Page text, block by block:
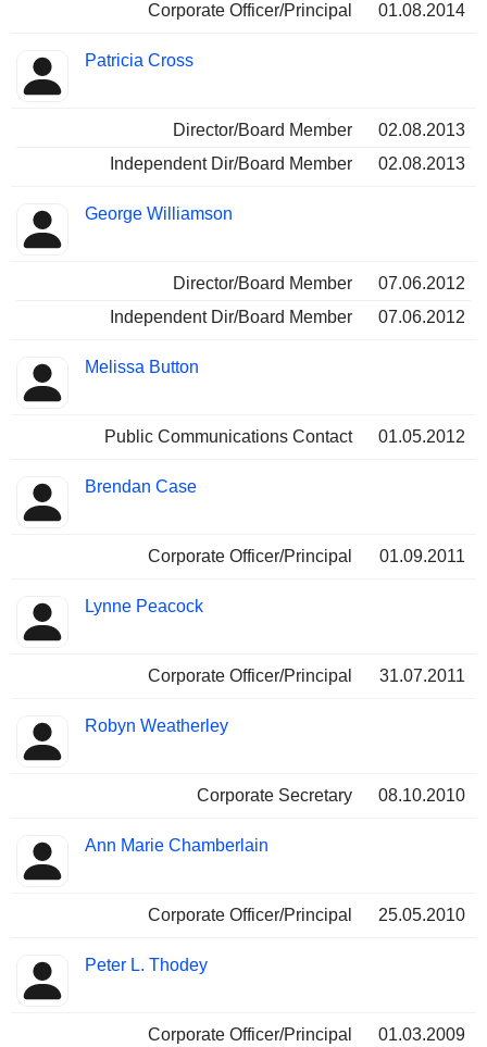
Corporate Officer/Principal 01.08.2014
Patricia Cross
Director/Board Member
02.08.2013
Independent Dir/Board Member
02.08.2013
George Williamson
Director/Board Member
07.06.2012
Independent Dir/Board Member
07.06.2012
Melissa Button
Public Communications Contact 01.05.2012
Brendan Case
Corporate Officer/Principal 01.09.2011
Lynne Peacock
Corporate Officer/Principal 31.07.2011
Robyn Weatherley
Corporate Secretary 08.10.2010
Ann Marie Chamberlain
Corporate Officer/Principal 25.05.2010
Peter L. Thodey
Corporate Officer/Principal 01.03.2009